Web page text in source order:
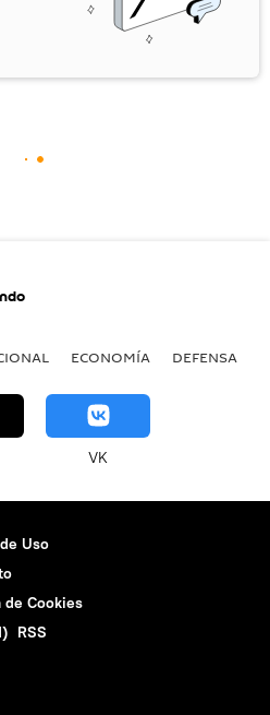
ECONOMÍA DEFENSA
VK
Uso
de Cookies
RSS